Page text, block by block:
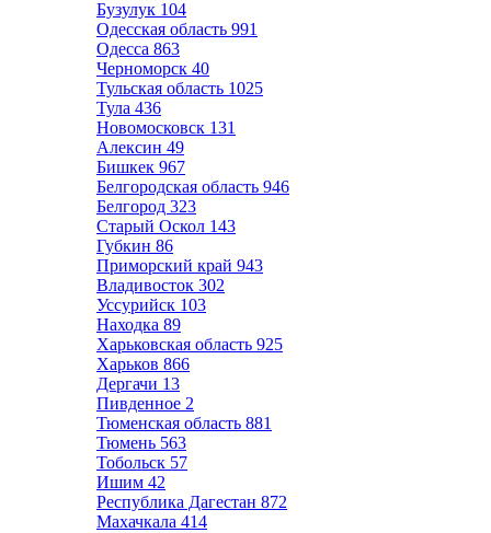
Бузулук 104
Одесская область 991
Одесса 863
Черноморск 40
Тульская область 1025
Тула 436
Новомосковск 131
Алексин 49
Бишкек 967
Белгородская область 946
Белгород 323
Старый Оскол 143
Губкин 86
Приморский край 943
Владивосток 302
Уссурийск 103
Находка 89
Харьковская область 925
Харьков 866
Дергачи 13
Пивденное 2
Тюменская область 881
Тюмень 563
Тобольск 57
Ишим 42
Республика Дагестан 872
Махачкала 414